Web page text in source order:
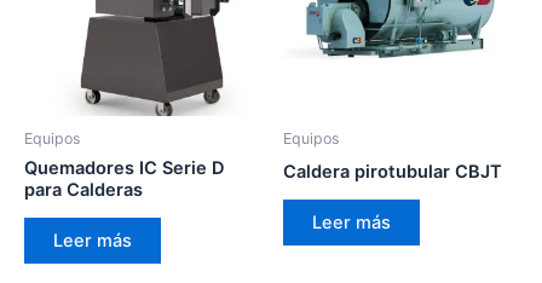
Equipos
Quemadores IC Serie D
para Calderas
Leer más
Equipos
Caldera pirotubular CBJT
Leer más